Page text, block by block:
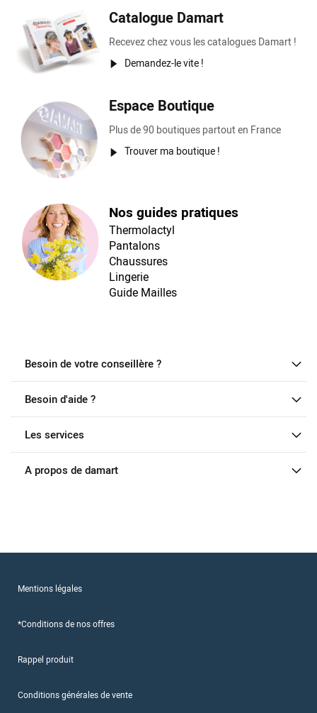
Catalogue Damart
Recevez chez vous les catalogues Damart !
Demandez-le vite !
Espace Boutique
Plus de 90 boutiques partout en France
Trouver ma boutique !
Nos guides pratiques
Thermolactyl
Pantalons
Chaussures
Lingerie
Guide Mailles
Besoin de votre conseillère ?
Besoin d'aide ?
Les services
A propos de damart
Mentions légales
*Conditions de nos offres
Rappel produit
Conditions générales de vente